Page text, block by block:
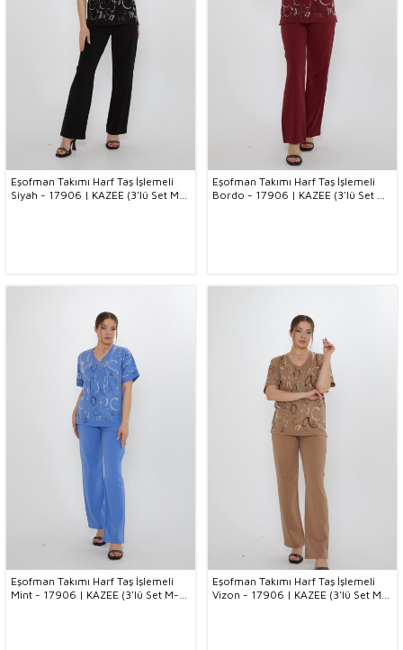
Eşofman Takımı Harf Taş İşlemeli
Siyah - 17906 | KAZEE (3'lü Set M-
Eşofman Takımı Harf Taş İşlemeli
Bordo - 17906 | KAZEE (3'lü Set M-
Eşofman Takımı Harf Taş İşlemeli
Mint - 17906 | KAZEE (3'lü Set M-L-
Eşofman Takımı Harf Taş İşlemeli
Vizon - 17906 | KAZEE (3'lü Set M-